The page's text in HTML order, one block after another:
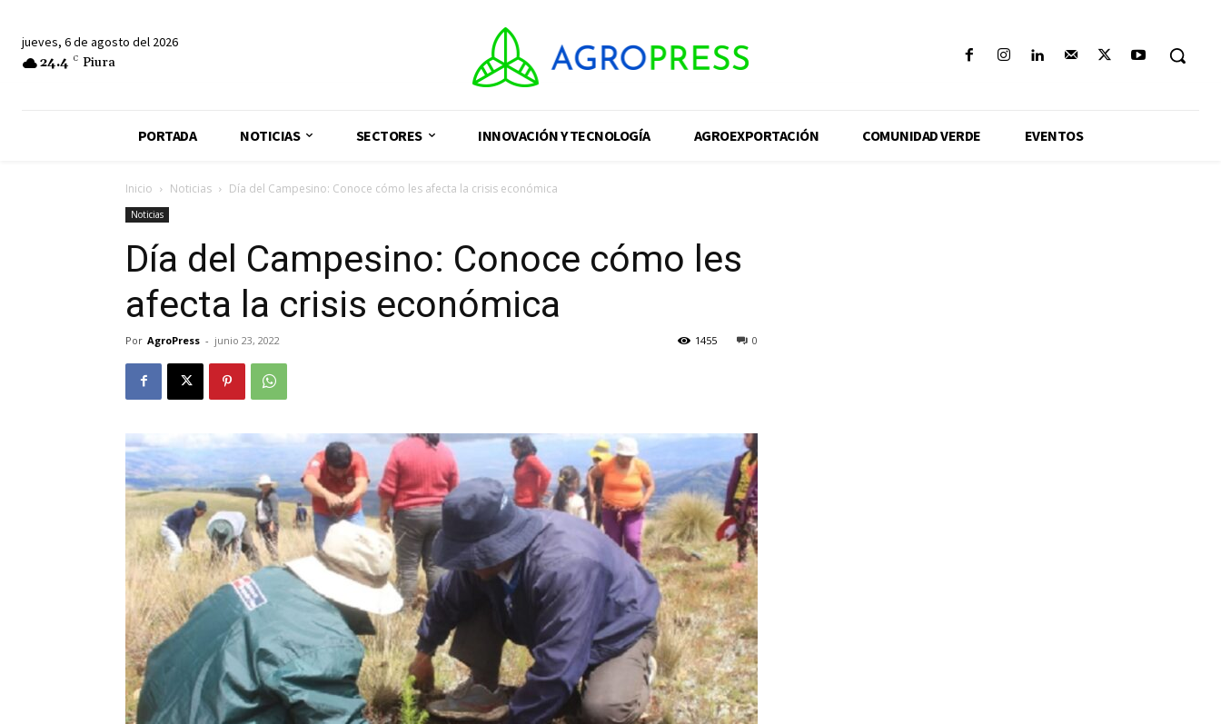
jueves, 6 de agosto del 2026
24.4 C Piura
PORTADA NOTICIAS SECTORES INNOVACIÓN Y TECNOLOGÍA AGROEXPORTACIÓN COMUNIDAD VERDE EVENTOS
Inicio Noticias Día del Campesino: Conoce cómo les afecta la crisis económica
Noticias
Día del Campesino: Conoce cómo les
afecta la crisis económica
Por AgroPress - junio 23, 2022 0
1455